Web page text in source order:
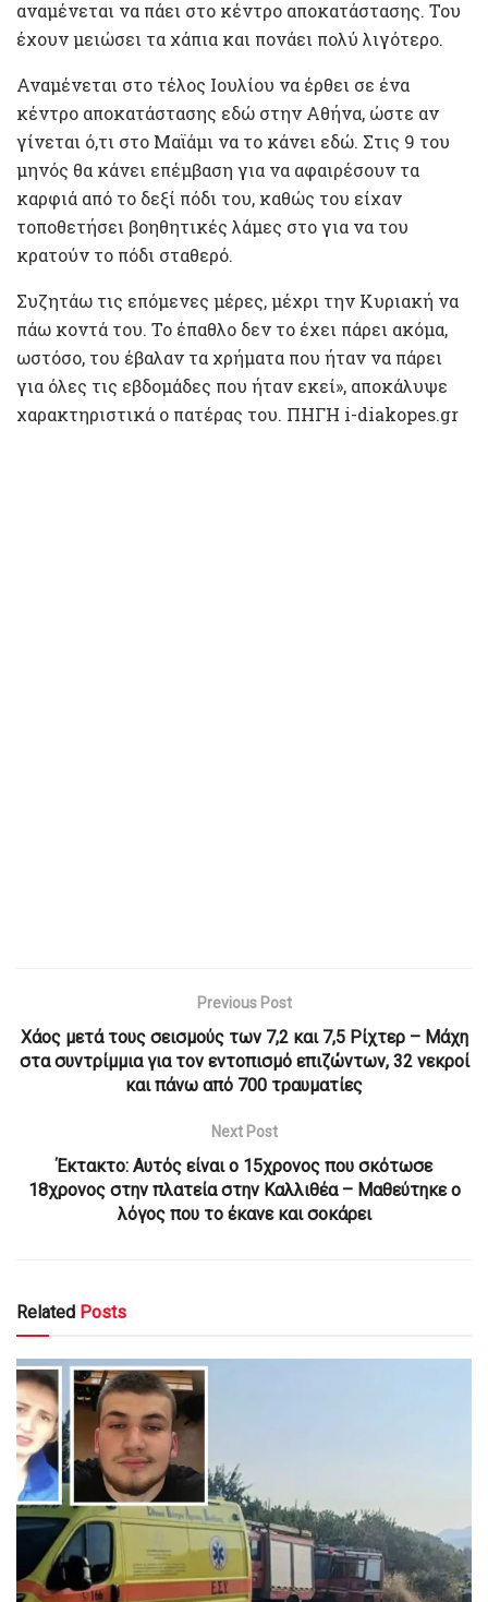
αναμένεται να πάει στο κέντρο αποκατάστασης. Του
έχουν μειώσει τα χάπια και πονάει πολύ λιγότερο.
Αναμένεται στο τέλος Ιουλίου να έρθει σε ένα
κέντρο αποκατάστασης εδώ στην Αθήνα, ώστε αν
γίνεται ό,τι στο Μαϊάμι να το κάνει εδώ. Στις 9 του
μηνός θα κάνει επέμβαση για να αφαιρέσουν τα
καρφιά από το δεξί πόδι του, καθώς του είχαν
τοποθετήσει βοηθητικές λάμες στο για να του
κρατούν το πόδι σταθερό.
Συζητάω τις επόμενες μέρες, μέχρι την Κυριακή να
πάω κοντά του. Το έπαθλο δεν το έχει πάρει ακόμα,
ωστόσο, του έβαλαν τα χρήματα που ήταν να πάρει
για όλες τις εβδομάδες που ήταν εκεί», αποκάλυψε
χαρακτηριστικά ο πατέρας του. ΠΗΓΗ i-diakopes.gr
Previous Post
Χάος μετά τους σεισμούς των 7,2 και 7,5 Ρίχτερ – Μάχη
στα συντρίμμια για τον εντοπισμό επιζώντων, 32 νεκροί
και πάνω από 700 τραυματίες
Next Post
Έκτακτο: Αυτός είναι ο 15χρονος που σκότωσε
18χρονος στην πλατεία στην Καλλιθέα – Μαθεύτηκε ο
λόγος που το έκανε και σοκάρει
Related Posts